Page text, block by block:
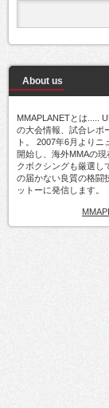
About us
MMAPLANETとは.....
の大会情報、試合レポ
ト。 2007年6月より
開始し、海外MMAの
クボクシングも厳選し
の届かない良質の格闘
ットーに発信します。